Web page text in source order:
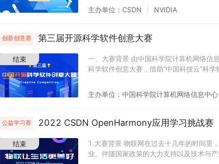
开发者们分享经验，提升能力，增强信心
步！ 当然，有活动必有奖，而且奖品超级
学习中的技术萌新，均可参加！ 二、奖项
中级贡献者荣誉头衔 三等奖10名：1000
誉头衔 入围奖若干：200元/人 获奖规则
TAO Toolkit、TRT、DeepStream、
调试、测试比对、使用技巧、学习笔记、
求： 文章必须包含代码或者代码的图片
（不包含代码串），语句通顺、无错别字
合征稿主题、符合法律法规和CSDN的内
标题需为：我的NVIDIA开发者之旅一自拟
主办单位： CSDN NVIDIA
创新创意赛 第三届开源科学软件创意大赛
结束
一、大赛背景 由中国科学院计算机网络信
科学软件创意大赛，借助“中国科技云”科
汇聚中国最核心、最活跃的计算机科学人
开源软件技术共享，完善国家自主创新人
源软件大赛，不仅仅是科学家的专利，也
大学生、研究生、博士生，发挥自己聪明
项设置 一等奖1名：奖励30000元 二等奖
名：奖励10000元 最具潜力奖若干：奖励
主办单位： 中国科学院计算机网络信息中心
公益学习赛 2022 CSDN OpenHarmony应用学习挑战赛
结束
1.大赛背景 物联网在过去十几年的时间里
业。伴随国家政策的大力支持以及技术与